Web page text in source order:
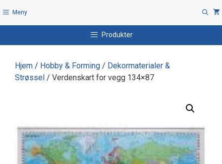
til
Meny
Produkter
Hjem / Hobby & Forming / Dekormaterialer &
Strøssel / Verdenskart for vegg 134×87